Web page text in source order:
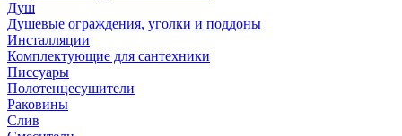
Душ
Душевые ограждения, уголки и поддоны
Инсталляции
Комплектующие для сантехники
Писсуары
Полотенцесушители
Раковины
Слив